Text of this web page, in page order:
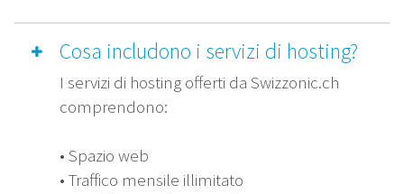
Cosa includono i servizi di hosting?
I servizi di hosting offerti da Swizzonic.ch
comprendono:
• Spazio web
• Traffico mensile illimitato